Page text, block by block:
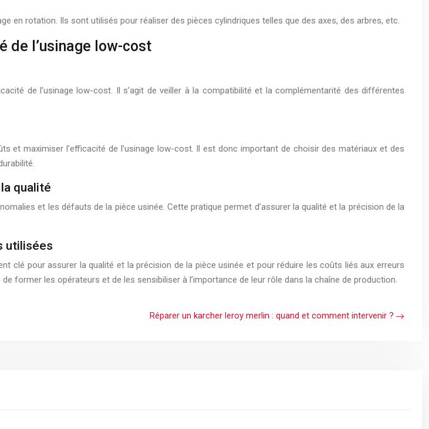
en rotation. Ils sont utilisés pour réaliser des pièces cylindriques telles que des axes, des arbres, etc.
de l’usinage low-cost
de l’usinage low-cost. Il s’agit de veiller à la compatibilité et la complémentarité des différentes
et maximiser l’efficacité de l’usinage low-cost. Il est donc important de choisir des matériaux et des
qualité
et les défauts de la pièce usinée. Cette pratique permet d’assurer la qualité et la précision de la
utilisées
clé pour assurer la qualité et la précision de la pièce usinée et pour réduire les coûts liés aux erreurs
former les opérateurs et de les sensibiliser à l’importance de leur rôle dans la chaîne de production.
Réparer un karcher leroy merlin : quand et comment intervenir ?